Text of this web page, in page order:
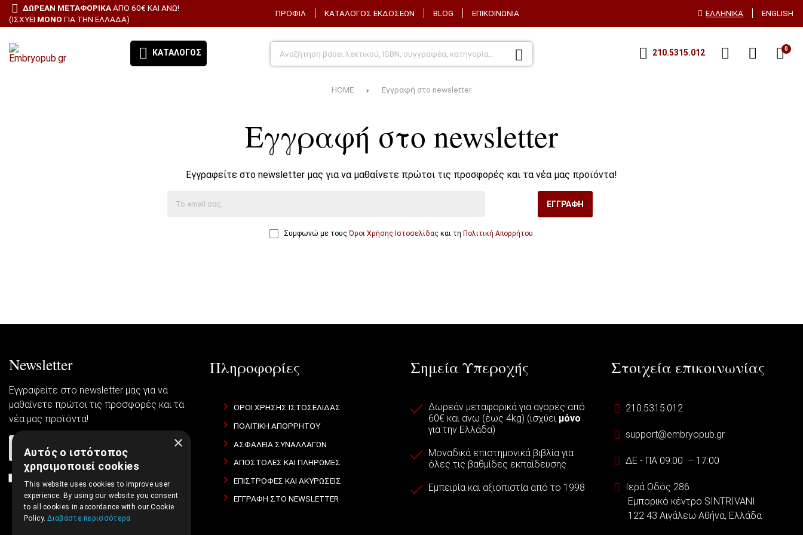
ΔΩΡΕΑΝ ΜΕΤΑΦΟΡΙΚΑΑΠΌ 60€ ΚΑΙ ΆΝΩ!
(ΙΣΧΎΕΙ ΜΌΝΟ ΓΙΑ ΤΗΝ ΕΛΛΆΔΑ)
ΠΡΟΦΊΛ ΚΑΤΆΛΟΓΟΣ ΕΚΔΌΣΕΩΝ BLOG ΕΠΙΚΟΙΝΩΝΊΑ ΕΛΛΗΝΙΚΆ ENGLISH
ΚΑΤΆΛΟΓΟΣ 210.5315.012 0
HOME Εγγραφή στο newsletter
Εγγραφή στο newsletter
Εγγραφείτε στο newsletter μας για να μαθαίνετε πρώτοι τις προσφορές και τα νέα μας προϊόντα!
ΕΓΓΡΑΦΉ
Συμφωνώ με τους Όροι Χρήσης Ιστοσελίδας και τη Πολιτική Απορρήτου
Newsletter
Εγγραφείτε στο newsletter μας για να
μαθαίνετε πρώτοι τις προσφορές και τα
νέα μας προϊόντα!
ΕΓΓΡΑΦΉ
Πολιτική Απορρήτου
Πληροφορίες
ΌΡΟΙ ΧΡΉΣΗΣ ΙΣΤΟΣΕΛΊΔΑΣ
ΠΟΛΙΤΙΚΉ ΑΠΟΡΡΉΤΟΥ
ΑΣΦΆΛΕΙΑ ΣΥΝΑΛΛΑΓΏΝ
ΑΠΟΣΤΟΛΈΣ ΚΑΙ ΠΛΗΡΩΜΈΣ
ΕΠΙΣΤΡΟΦΈΣ ΚΑΙ ΑΚΥΡΏΣΕΙΣ
ΕΓΓΡΑΦΉ ΣΤΟ NEWSLETTER
Σημεία Υπεροχής
Δωρεάν μεταφορικά για αγορές από
60€ και άνω (έως 4kg) (ισχύει μόνο
για την Ελλάδα)
Μοναδικά επιστημονικά βιβλία για
όλες τις βαθμίδες εκπαίδευσης
Εμπειρία και αξιοπιστία από το 1998
Στοιχεία επικοινωνίας
210.5315.012
support@embryopub.gr
ΔΕ - ΠΑ 09:00 – 17:00
Ιερά Οδός 286
Εμπορικό κέντρο SINTRIVANI
122 43 Αιγάλεω Αθήνα, Ελλάδα
×
Αυτός ο ιστότοπος
χρησιμοποιεί cookies
This website uses cookies to improve user
experience. By using our website you consent
to all cookies in accordance with our Cookie
Policy.Διαβάστε περισσότερα